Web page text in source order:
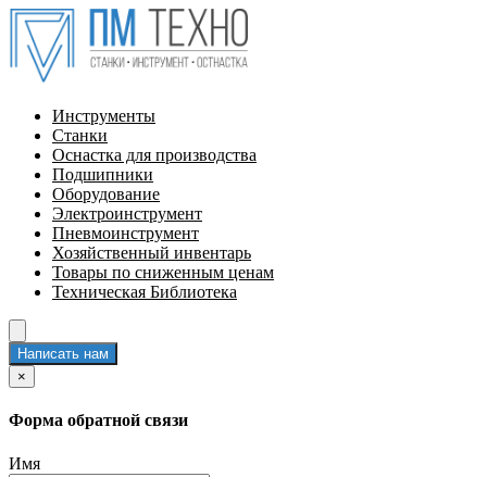
Инструменты
Станки
Оснастка для производства
Подшипники
Оборудование
Электроинструмент
Пневмоинструмент
Хозяйственный инвентарь
Товары по сниженным ценам
Техническая Библиотека
Написать нам
×
Форма обратной связи
Имя